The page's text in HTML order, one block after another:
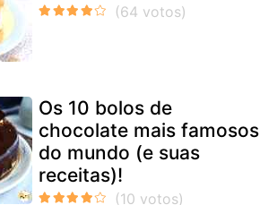
Os 10 bolos de
chocolate mais famosos
do mundo (e suas
receitas)!